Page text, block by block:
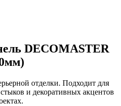
DECOMASTER
отделки. Подходит для
и декоративных акцентов